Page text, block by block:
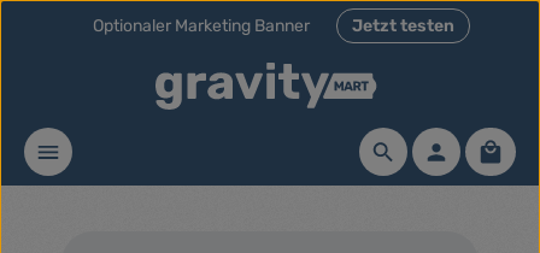
Zum Hauptinhalt springen
Optionaler Marketing Banner Jetzt testen